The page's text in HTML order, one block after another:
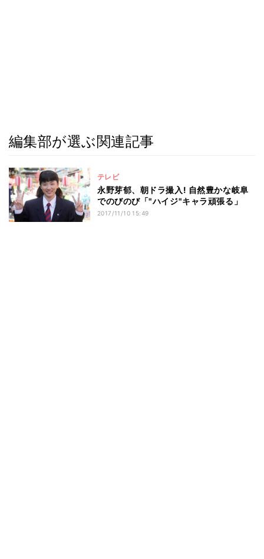
編集部が選ぶ関連記事
テレビ
永野芽郁、朝ドラ撮入! 自然豊かな岐阜
でのびのび「"ハイジ"キャラ頑張る」
2017/11/10 15:49